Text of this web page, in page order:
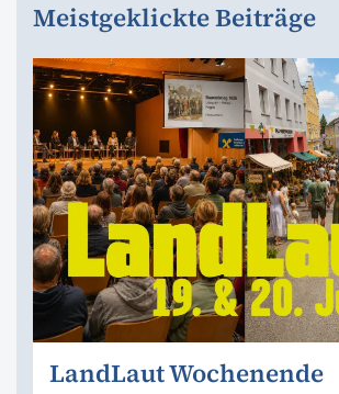
Meistgeklickte Beiträge
LandLaut Wochenende